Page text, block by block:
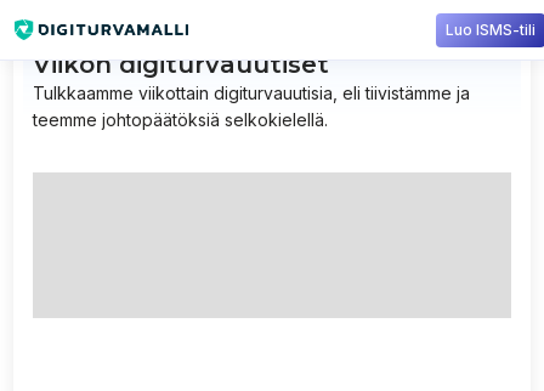
Viikon digiturvauutiset
Tulkkaamme viikottain digiturvauutisia, eli tiivistämme ja
teemme johtopäätöksiä selkokielellä.
Luo ISMS-tili